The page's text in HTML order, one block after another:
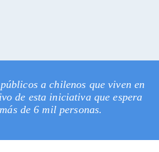
a chilenos que viven en
de esta iniciativa que espera
de 6 mil personas.